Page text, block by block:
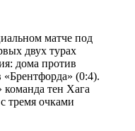
матче под
двух турах
дома против
«Брентфорда» (0:4).
команда тен Хага
тремя очками